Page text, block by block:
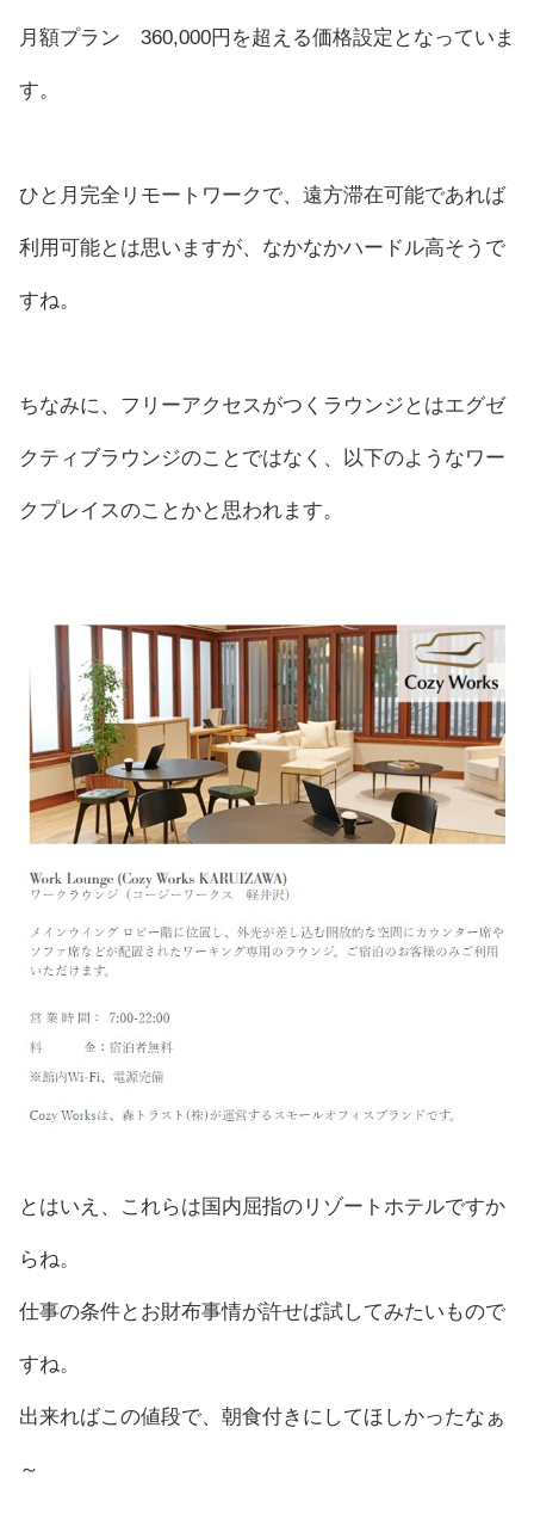
月額プラン 360,000円を超える価格設定となっていま
す。
ひと月完全リモートワークで、遠方滞在可能であれば
利用可能とは思いますが、なかなかハードル高そうで
すね。
ちなみに、フリーアクセスがつくラウンジとはエグゼ
クティブラウンジのことではなく、以下のようなワー
クプレイスのことかと思われます。
とはいえ、これらは国内屈指のリゾートホテルですか
らね。
仕事の条件とお財布事情が許せば試してみたいもので
すね。
出来ればこの値段で、朝食付きにしてほしかったなぁ
～